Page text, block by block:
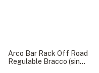
Arco Bar Rack Off Road
Regulable Bracco (sin